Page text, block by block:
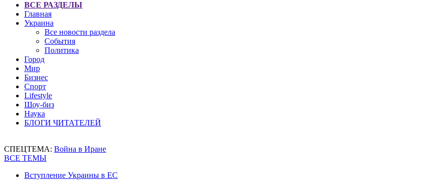
ВСЕ РАЗДЕЛЫ
Главная
Украина
Все новости раздела
События
Политика
Город
Мир
Бизнес
Спорт
Lifestyle
Шоу-биз
Наука
БЛОГИ ЧИТАТЕЛЕЙ
СПЕЦТЕМА: Война в Иране
ВСЕ ТЕМЫ
Вступление Украины в ЕС